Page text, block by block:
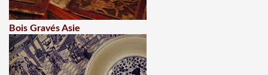
Bois Gravés Asie